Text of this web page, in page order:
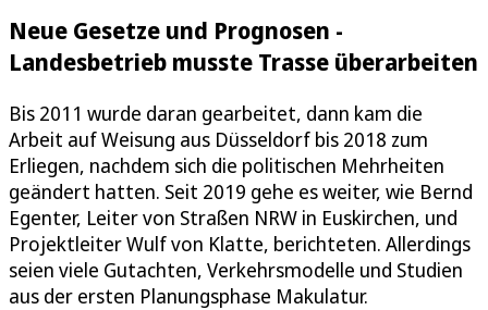
Neue Gesetze und Prognosen -
Landesbetrieb musste Trasse überarbeiten
Bis 2011 wurde daran gearbeitet, dann kam die
Arbeit auf Weisung aus Düsseldorf bis 2018 zum
Erliegen, nachdem sich die politischen Mehrheiten
geändert hatten. Seit 2019 gehe es weiter, wie Bernd
Egenter, Leiter von Straßen NRW in Euskirchen, und
Projektleiter Wulf von Klatte, berichteten. Allerdings
seien viele Gutachten, Verkehrsmodelle und Studien
aus der ersten Planungsphase Makulatur.